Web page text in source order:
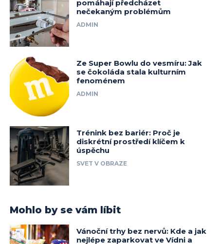
pomáhají předcházet
nečekaným problémům
ADMIN
Ze Super Bowlu do vesmíru: Jak
se čokoláda stala kulturním
fenoménem
ADMIN
Trénink bez bariér: Proč je
diskrétní prostředí klíčem k
úspěchu
SVET V OBRAZE
Mohlo by se vám líbit
Vánoční trhy bez nervů: Kde a jak
nejlépe zaparkovat ve Vídni a